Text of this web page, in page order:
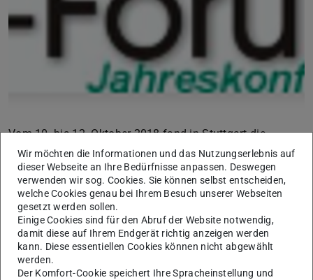
Vom 10. bis 12. Oktober 2018 fand in Stuttgart die
mittlerweile 22. interdisziplinäre Jahreskonferenz zu
Entrepreneurship, Innovation und Mittelstand (G-Forum)
statt.
Prof. Dr. Carolin Bock stellte auf dieser Konferenz gleich
zwei Beiträge aus der aktuellen Forschung des
Fachgebiets für Entrepreneurship vor. Prof. Dr. Carolin
Bock stellte die folgenden Forschungsbeiträge vor:
Wir möchten die Informationen und das Nutzungserlebnis auf
dieser Webseite an Ihre Bedürfnisse anpassen. Deswegen
verwenden wir sog. Cookies. Sie können selbst entscheiden,
welche Cookies genau bei Ihrem Besuch unserer Webseiten
gesetzt werden sollen.
Einige Cookies sind für den Abruf der Website notwendig,
damit diese auf Ihrem Endgerät richtig anzeigen werden
kann. Diese essentiellen Cookies können nicht abgewählt
werden.
Der Komfort-Cookie speichert Ihre Spracheinstellung und